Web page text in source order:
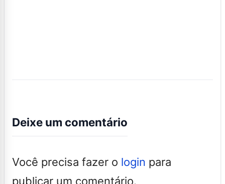
Deixe um comentário
Você precisa fazer o login para
publicar um comentário.